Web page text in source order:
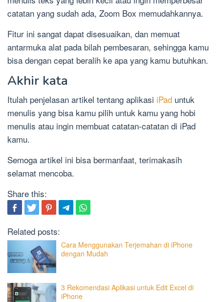
catatan yang sudah ada, Zoom Box memudahkannya.
Fitur ini sangat dapat disesuaikan, dan memuat
antarmuka alat pada bilah pembesaran, sehingga kamu
bisa dengan cepat beralih ke apa yang kamu butuhkan.
Akhir kata
Itulah penjelasan artikel tentang aplikasi iPad untuk
menulis yang bisa kamu pilih untuk kamu yang hobi
menulis atau ingin membuat catatan-catatan di iPad
kamu.
Semoga artikel ini bisa bermanfaat, terimakasih
selamat mencoba.
Share this:
Related posts:
Cara Menggunakan Terjemahan di iPhone
dengan Mudah
3 Rekomendasi Aplikasi untuk Edit Excel di
iPhone